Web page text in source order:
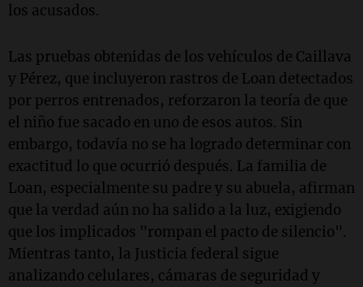
los acusados.
Las pruebas obtenidas de los vehículos de Caillava
y Pérez, que incluyeron rastros de Loan detectados
por perros entrenados, reforzaron la teoría de que
el niño fue sacado en uno de esos autos. Sin
embargo, todavía no se ha logrado determinar con
exactitud lo que ocurrió después. La familia de
Loan, especialmente su padre y su abuela, afirman
que la verdad aún no ha salido a la luz, exigiendo
que los implicados "rompan el pacto de silencio".
Mientras tanto, la Justicia federal sigue
analizando celulares, cámaras de seguridad y